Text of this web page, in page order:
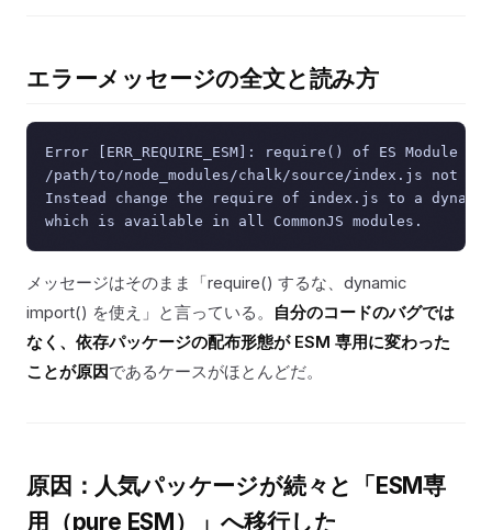
エラーメッセージの全文と読み方
Error [ERR_REQUIRE_ESM]: require() of ES Module
/path/to/node_modules/chalk/source/index.js not
Instead change the require of index.js to a
メッセージはそのまま「require() するな、dynamic
import() を使え」と言っている。
自分のコードのバグでは
なく、依存パッケージの配布形態が ESM 専用に変わった
ことが原因であるケースがほとんどだ。
原因：人気パッケージが続々と「ESM専
用（pure ESM）」へ移行した